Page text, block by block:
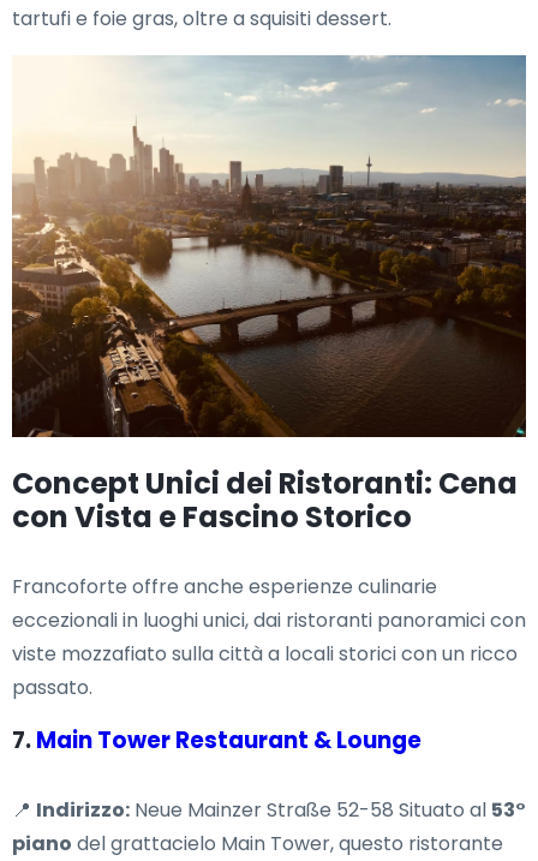
tartufi e foie gras, oltre a squisiti dessert.
Concept Unici dei Ristoranti: Cena
con Vista e Fascino Storico
Francoforte offre anche esperienze culinarie
eccezionali in luoghi unici, dai ristoranti panoramici con
viste mozzafiato sulla città a locali storici con un ricco
passato.
7.Main Tower Restaurant & Lounge
📍 Indirizzo: Neue Mainzer Straße 52-58 Situato al 53°
piano del grattacielo Main Tower, questo ristorante